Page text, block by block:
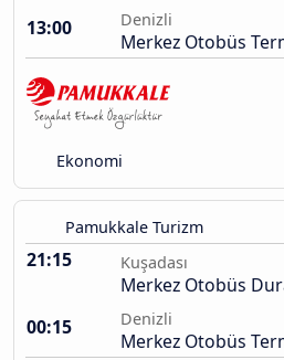
13:00
Denizli
Merkez Otobüs
Ekonomi
Pamukkale Turizm
21:15 Kuşadası
Merkez Otobüs
00:15
Denizli
Merkez Otobüs